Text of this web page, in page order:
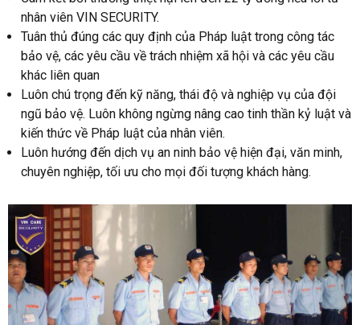
nhân viên VIN SECURITY.
Tuân thủ đúng các quy định của Pháp luật trong công tác
bảo vệ, các yêu cầu về trách nhiệm xã hội và các yêu cầu
khác liên quan
Luôn chú trọng đến kỹ năng, thái độ và nghiệp vụ của đội
ngũ bảo vệ. Luôn không ngừng nâng cao tinh thần kỷ luật và
kiến thức về Pháp luật của nhân viên.
Luôn hướng đến dịch vụ an ninh bảo vệ hiện đại, văn minh,
chuyên nghiệp, tối ưu cho mọi đối tượng khách hàng.